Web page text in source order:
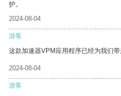
护。
2024-08-04
游客
这款加速器VPM应用程序已经为我们带
2024-08-04
游客